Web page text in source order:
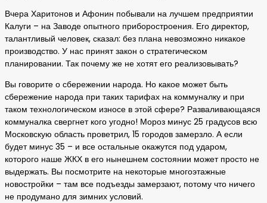
Вчера Харитонов и Афонин побывали на лучшем предприятии
Калуги – на Заводе опытного приборостроения. Его директор,
талантливый человек, сказал: без плана невозможно никакое
производство. У нас принят закон о стратегическом
планировании. Так почему же не хотят его реализовывать?
Вы говорите о сбережении народа. Но какое может быть
сбережение народа при таких тарифах на коммуналку и при
таком технологическом износе в этой сфере? Разваливающаяся
коммуналка свергнет кого угодно! Мороз минус 25 градусов всю
Московскую область проветрил, 15 городов замерзло. А если
будет минус 35 – и все остальные окажутся под ударом,
которого наше ЖКХ в его нынешнем состоянии может просто не
выдержать. Вы посмотрите на некоторые многоэтажные
новостройки – там все подъезды замерзают, потому что ничего
не продумано для зимних условий.